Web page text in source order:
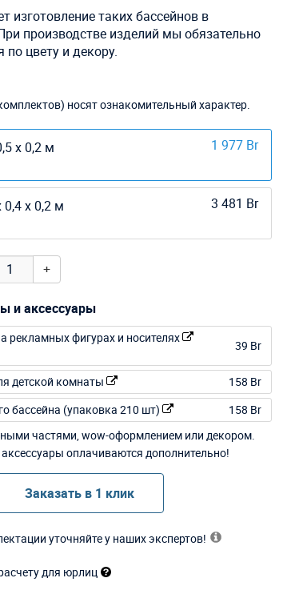
изготовление таких бассейнов в
производстве изделий мы обязательно
цвету и декору.
носят ознакомительный характер.
х 0,2 м
1 977 Br
х 0,2 м
3 481 Br
+
и аксессуары
рекламных фигурах и носителях
39 Br
детской комнаты
158 Br
бассейна (упаковка 210 шт)
158 Br
частями, wow-оформлением или декором.
оплачиваются дополнительно!
Заказать в 1 клик
уточняйте у наших экспертов!
для юрлиц